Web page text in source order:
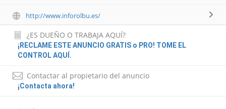
http://www.inforolbu.es/
¿ES DUEÑO O TRABAJA AQUÍ?
¡RECLAME ESTE ANUNCIO GRATIS o PRO! TOME EL
CONTROL AQUÍ.
Contactar al propietario del anuncio
¡Contacta ahora!